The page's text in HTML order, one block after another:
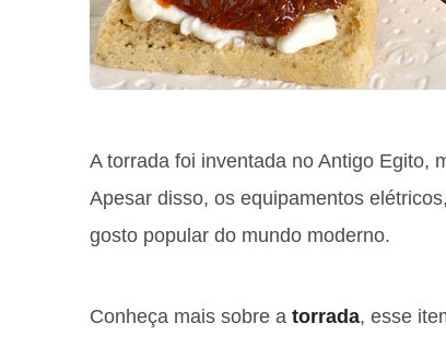
A torrada foi inventada no Antigo Egito,
Apesar disso, os equipamentos
gosto popular do mundo moderno.
Conheça mais sobre a torrada, esse